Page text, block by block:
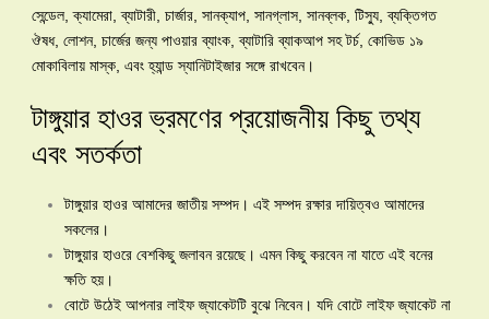
সেন্ডেল, ক্যামেরা, ব্যাটারী, চার্জার, সানক্যাপ, সানগ্লাস, সানব্লক, টিস্যু, ব্যক্তিগত
ঔষধ, লোশন, চার্জের জন্য পাওয়ার ব্যাংক, ব্যাটারি ব্যাকআপ সহ টর্চ, কোভিড ১৯
মোকাবিলায় মাস্ক, এবং হ্যান্ড স্যানিটাইজার সঙ্গে রাখবেন।
টাঙ্গুয়ার হাওর ভ্রমণের প্রয়োজনীয় কিছু তথ্য
এবং সতর্কতা
টাঙ্গুয়ার হাওর আমাদের জাতীয় সম্পদ। এই সম্পদ রক্ষার দায়িত্বও আমাদের
সকলের।
টাঙ্গুয়ার হাওরে বেশকিছু জলাবন রয়েছে। এমন কিছু করবেন না যাতে এই বনের
ক্ষতি হয়।
বোটে উঠেই আপনার লাইফ জ্যাকেটটি বুঝে নিবেন। যদি বোটে লাইফ জ্যাকেট না